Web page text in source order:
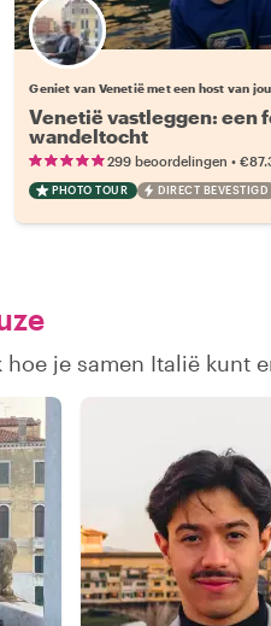
Kies jouw favoriete
Geniet van Venetië met een host van
Venetië vastleggen: een
wandeltocht
299 beoordelingen •
PHOTO TOUR DIRECT BEVESTIGD
je samen Italië kunt